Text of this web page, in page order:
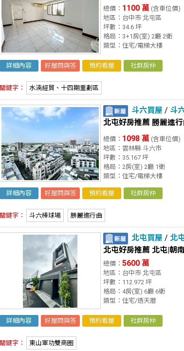
總價： 1100 萬 (含車位價)
地區：台中市 北屯區
坪數：34.6 坪
格局：3+1房(室) 2廳 2衛
類型：住宅/電梯大樓
詳細內容 好屋問與答 預約看屋 社群房仲
關鍵字： 水湳經貿、十四期重劃區
斗六買屋 / 斗
北屯好房推薦 勝麗進
總價： 1098 萬 (含車位價)
地區：雲林縣 斗六市
坪數：35.167 坪
格局：2房(室) 2廳 1衛
類型：住宅/電梯大樓
詳細內容 好屋問與答 預約看屋 社群房仲
關鍵字： 斗六棒球場 勝麗進行曲
北屯買屋 / 北
北屯好房推薦 北屯|朝
總價： 5600 萬
地區：台中市 北屯區
坪數：112.972 坪
格局：4房(室) 6廳 6衛
類型：住宅/透天厝
詳細內容 好屋問與答 預約看屋 社群房仲
關鍵字： 東山軍功雙商圈